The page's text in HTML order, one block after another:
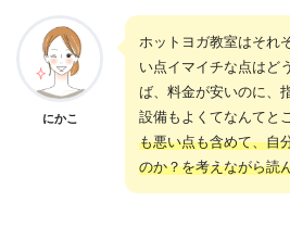
にかこ
ホットヨガ教室はそれ
い点イマイチな点はど
ば、料金が安いのに、
設備もよくてなんてと
も悪い点も含めて、自
のか？を考えながら読